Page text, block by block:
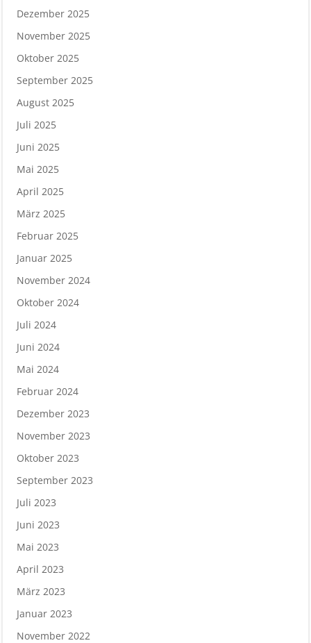
Dezember 2025
November 2025
Oktober 2025
September 2025
August 2025
Juli 2025
Juni 2025
Mai 2025
April 2025
März 2025
Februar 2025
Januar 2025
November 2024
Oktober 2024
Juli 2024
Juni 2024
Mai 2024
Februar 2024
Dezember 2023
November 2023
Oktober 2023
September 2023
Juli 2023
Juni 2023
Mai 2023
April 2023
März 2023
Januar 2023
November 2022